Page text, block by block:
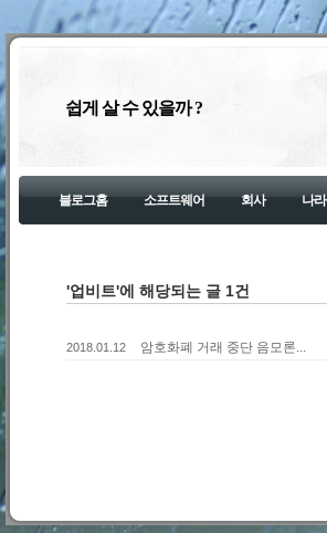
쉽게 살 수 있을까 ?
블로그홈 소프트웨어 회사 나라
'업비트'에 해당되는 글 1건
2018.01.12 암호화폐 거래 중단 음모론...